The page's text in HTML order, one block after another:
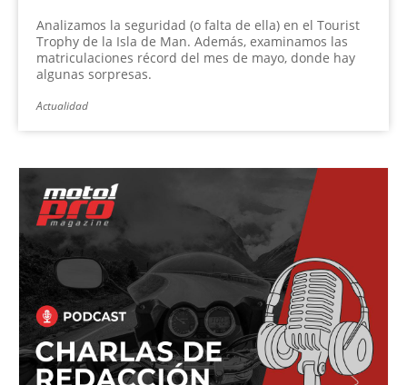
Analizamos la seguridad (o falta de ella) en el Tourist
Trophy de la Isla de Man. Además, examinamos las
matriculaciones récord del mes de mayo, donde hay
algunas sorpresas.
Actualidad